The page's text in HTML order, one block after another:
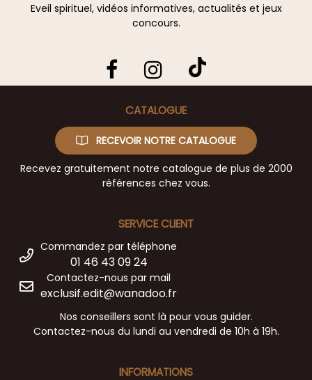
Eveil spirituel, vidéos informatives, actualités et jeux
concours.
CATALOGUE
RECEVOIR NOTRE CATALOGUE
Recevez gratuitement notre catalogue de plus de 2000
références chez vous.
SERVICE CLIENT
Commandez par téléphone
01 46 43 09 24
Contactez-nous par mail
exclusif.edit@wanadoo.fr
Nos conseillers sont là pour vous guider.
Contactez-nous du lundi au vendredi de 10h à 19h.
INFORMATIONS